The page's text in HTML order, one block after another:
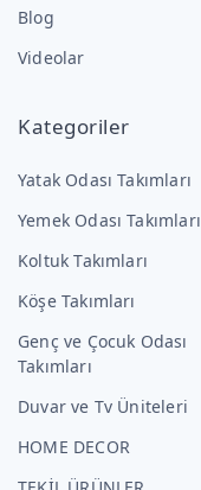
Blog
Videolar
Kategoriler
Yatak Odası Takımları
Yemek Odası Takımları
Koltuk Takımları
Köşe Takımları
Genç ve Çocuk Odası
Takımları
Duvar ve Tv Üniteleri
HOME DECOR